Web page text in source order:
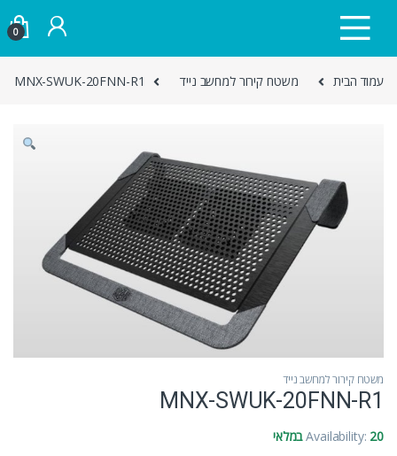
0
עמוד הבית משטח קירור למחשב נייד MNX-SWUK-20FNN-R1
משטח קירור למחשב נייד
MNX-SWUK-20FNN-R1
Availability: 20 במלאי